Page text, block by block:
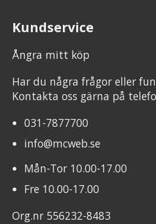
Kundservice
Ångra mitt köp
Har du några frågor eller
Kontakta oss gärna på
031-7877700
info@mcweb.se
Mån-Tor 10.00-17.00
Fre 10.00-17.00
Org.nr 556232-8483